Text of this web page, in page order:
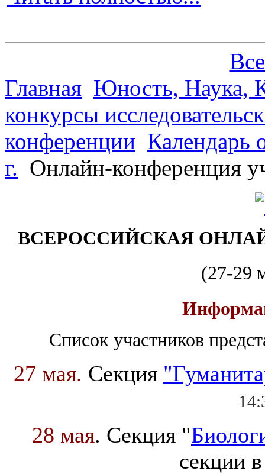
Главная Юность, Наука,
конкурсы
конференции Календарь
г. Онлайн-конференция
ВСЕРОССИЙСКАЯ
(27-29
Список участников
27 мая. Секция
28 мая. Секция "
секции